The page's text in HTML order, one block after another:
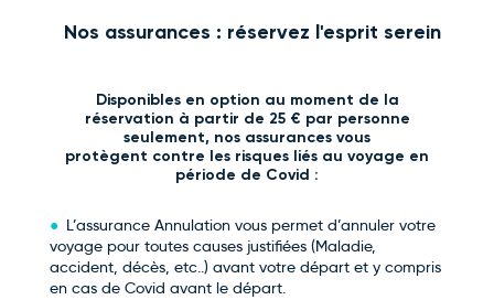
Nos assurances : réservez l'esprit serein
Disponibles en option au moment de la
réservation à partir de 25 € par personne
seulement, nos assurances vous
protègent contre les risques liés au voyage en
période de Covid :
L’assurance Annulation vous permet d’annuler votre
voyage pour toutes causes justifiées (Maladie,
accident, décès, etc..) avant votre départ et y compris
en cas de Covid avant le départ.